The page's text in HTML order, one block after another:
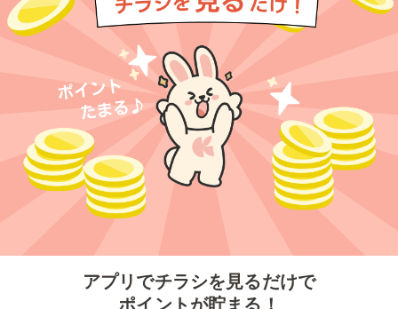
アプリでチラシを見るだけで
ポイントが貯まる！